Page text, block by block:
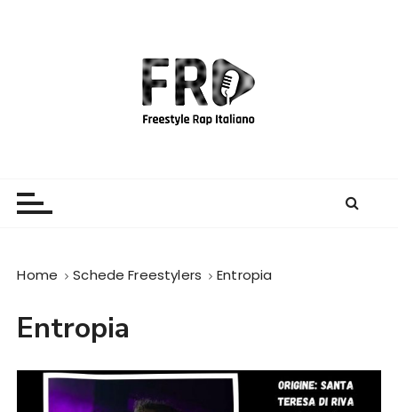
Home Schede Freestylers Entropia
Entropia